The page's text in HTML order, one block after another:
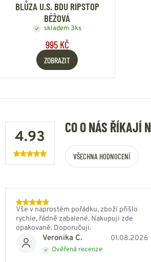
BLŮZA U.S. BDU RIPSTOP
BÉŽOVÁ
skladem 3ks
995 KČ
ZOBRAZIT
4.93
CO O NÁS ŘÍKAJÍ
VŠECHNA HODNOCENÍ
Veronika C. 01.08.2026
Ověřená recenze
Vše v naprostém pořádku, zboží přišlo
rychle, řádně zabalené. Nakupuji zde
opakovaně. Doporučuji.